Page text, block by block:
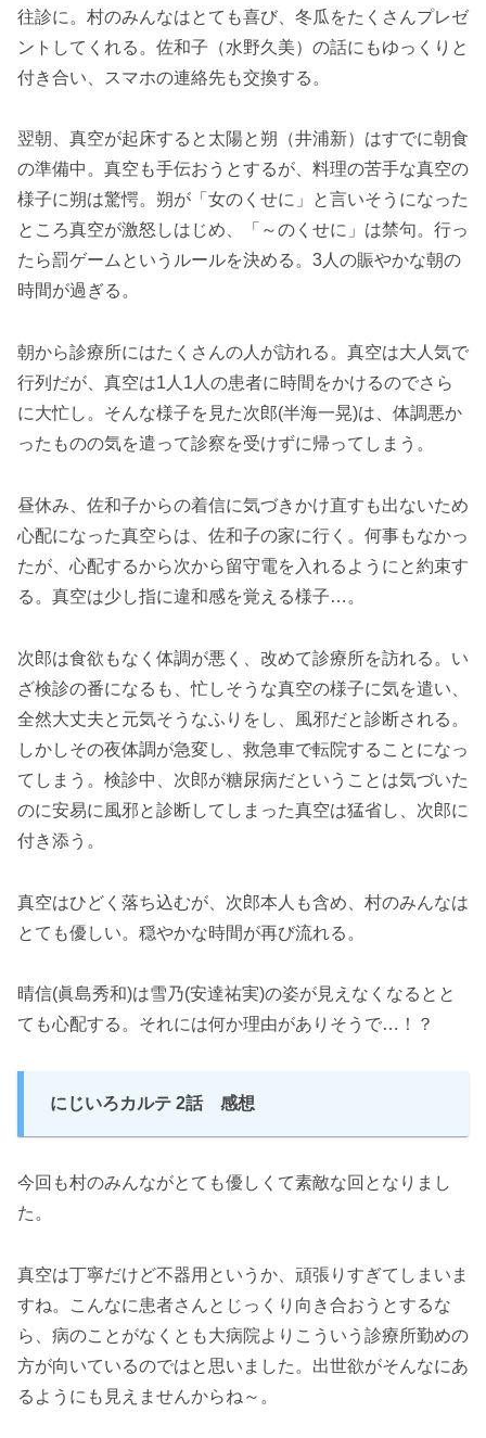
往診に。村のみんなはとても喜び、冬瓜をたくさんプレゼ
ントしてくれる。佐和子（水野久美）の話にもゆっくりと
付き合い、スマホの連絡先も交換する。
翌朝、真空が起床すると太陽と朔（井浦新）はすでに朝食
の準備中。真空も手伝おうとするが、料理の苦手な真空の
様子に朔は驚愕。朔が「女のくせに」と言いそうになった
ところ真空が激怒しはじめ、「～のくせに」は禁句。行っ
たら罰ゲームというルールを決める。3人の賑やかな朝の
時間が過ぎる。
朝から診療所にはたくさんの人が訪れる。真空は大人気で
行列だが、真空は1人1人の患者に時間をかけるのでさら
に大忙し。そんな様子を見た次郎(半海一晃)は、体調悪か
ったものの気を遣って診察を受けずに帰ってしまう。
昼休み、佐和子からの着信に気づきかけ直すも出ないため
心配になった真空らは、佐和子の家に行く。何事もなかっ
たが、心配するから次から留守電を入れるようにと約束す
る。真空は少し指に違和感を覚える様子…。
次郎は食欲もなく体調が悪く、改めて診療所を訪れる。い
ざ検診の番になるも、忙しそうな真空の様子に気を遣い、
全然大丈夫と元気そうなふりをし、風邪だと診断される。
しかしその夜体調が急変し、救急車で転院することになっ
てしまう。検診中、次郎が糖尿病だということは気づいた
のに安易に風邪と診断してしまった真空は猛省し、次郎に
付き添う。
真空はひどく落ち込むが、次郎本人も含め、村のみんなは
とても優しい。穏やかな時間が再び流れる。
晴信(眞島秀和)は雪乃(安達祐実)の姿が見えなくなるとと
ても心配する。それには何か理由がありそうで…！？
にじいろカルテ 2話 感想
今回も村のみんながとても優しくて素敵な回となりまし
た。
真空は丁寧だけど不器用というか、頑張りすぎてしまいま
すね。こんなに患者さんとじっくり向き合おうとするな
ら、病のことがなくとも大病院よりこういう診療所勤めの
方が向いているのではと思いました。出世欲がそんなにあ
るようにも見えませんからね～。